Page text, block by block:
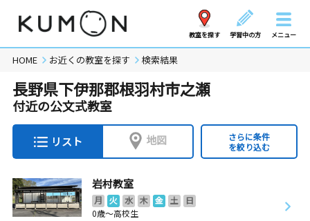
教室を探す 学習中の方 メニュー
HOME お近くの教室を探す 検索結果
長野県下伊那郡根羽村市之瀬
付近の公文式教室
リスト 地図
さらに条件
を絞り込む
岩村教室
月 火 水 木 金 土
日
0歳～高校生